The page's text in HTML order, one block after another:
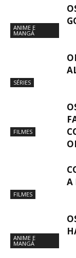
ANIME E
MANGÁ
SÉRIES
FILMES
FILMES
A
ANIME E
MANGÁ